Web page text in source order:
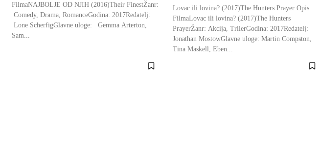
FilmaNAJBOLJE OD NJIH (2016)Their FinestŽanr:
Comedy, Drama, RomanceGodina: 2017Redatelj:
Lone ScherfigGlavne uloge: Gemma Arterton,
Sam...
Lovac ili lovina? (2017)The Hunters Prayer Opis
FilmaLovac ili lovina? (2017)The Hunters
PrayerŽanr: Akcija, TrilerGodina: 2017Redatelj:
Jonathan MostowGlavne uloge: Martin Compston,
Tina Maskell, Eben...